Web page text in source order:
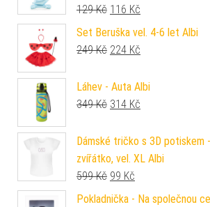
129Kč Původní cena byla: 129
116 Kč
Set Beruška vel. 4-6 let Albi
249Kč Původní cena byla: 249
224 Kč
Láhev - Auta Albi
349Kč Původní cena byla: 349
314 Kč
Dámské tričko s 3D potiskem
zvířátko, vel. XL Albi
599Kč Původní cena byla: 599
99 Kč
Pokladnička - Na společnou